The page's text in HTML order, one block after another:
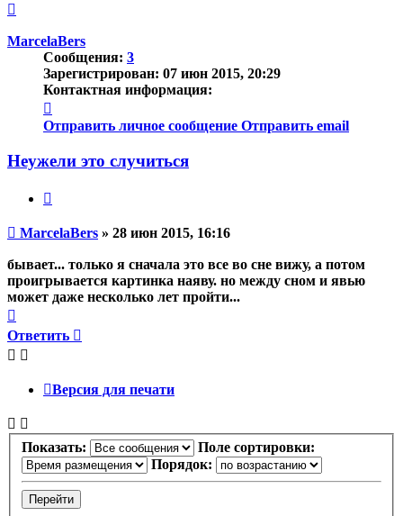
началу
MarcelaBers
Сообщения: 3
Зарегистрирован: 07 июн 2015, 20:29
Контактная информация:
информация
пользователя
Отправить личное сообщение Отправить email
Неужели это случиться
Непрочитанное
MarcelaBers » 28 июн 2015, 16:16
бывает... только я сначала это все во сне вижу, а потом
проигрывается картинка наяву. но между сном и явью
может даже несколько лет пройти...
к
началу
Ответить
Версия для печати
Показать:
Поле сортировки:
Порядок: